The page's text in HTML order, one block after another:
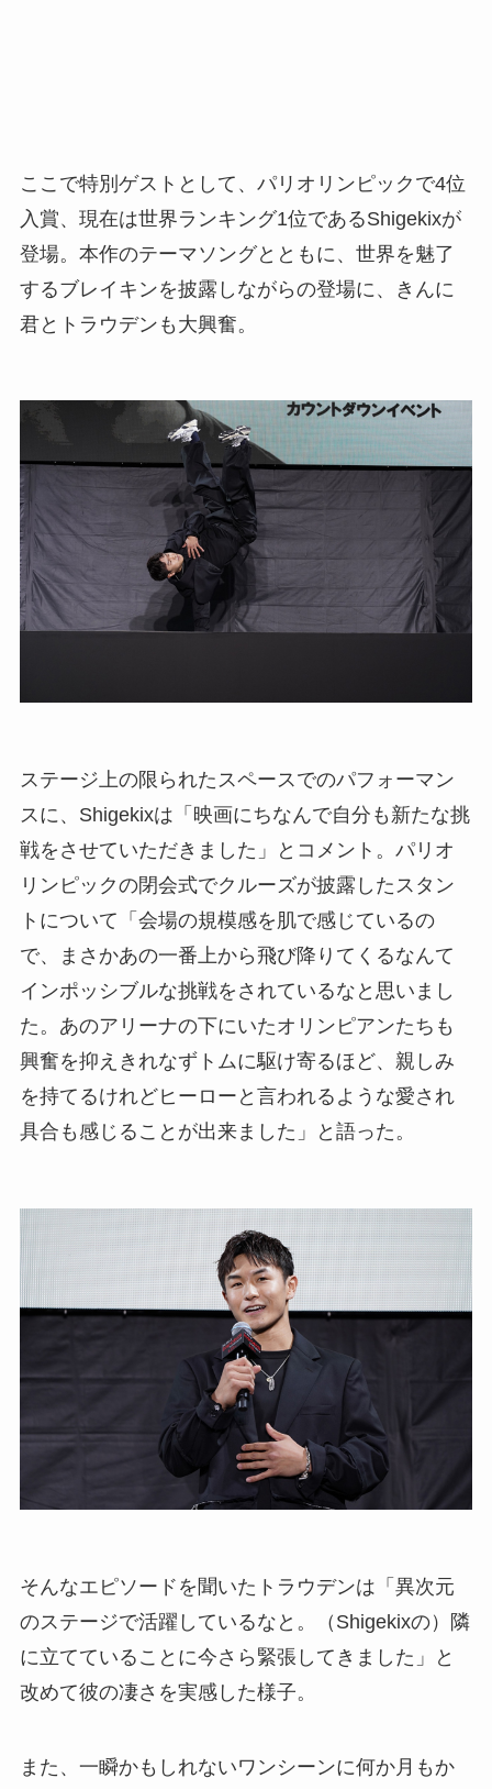
ここで特別ゲストとして、パリオリンピックで4位
入賞、現在は世界ランキング1位であるShigekixが
登場。本作のテーマソングとともに、世界を魅了
するブレイキンを披露しながらの登場に、きんに
君とトラウデンも大興奮。
ステージ上の限られたスペースでのパフォーマン
スに、Shigekixは「映画にちなんで自分も新たな挑
戦をさせていただきました」とコメント。パリオ
リンピックの閉会式でクルーズが披露したスタン
トについて「会場の規模感を肌で感じているの
で、まさかあの一番上から飛び降りてくるなんて
インポッシブルな挑戦をされているなと思いまし
た。あのアリーナの下にいたオリンピアンたちも
興奮を抑えきれなずトムに駆け寄るほど、親しみ
を持てるけれどヒーローと言われるような愛され
具合も感じることが出来ました」と語った。
そんなエピソードを聞いたトラウデンは「異次元
のステージで活躍しているなと。（Shigekixの）隣
に立てていることに今さら緊張してきました」と
改めて彼の凄さを実感した様子。
また、一瞬かもしれないワンシーンに何か月もか